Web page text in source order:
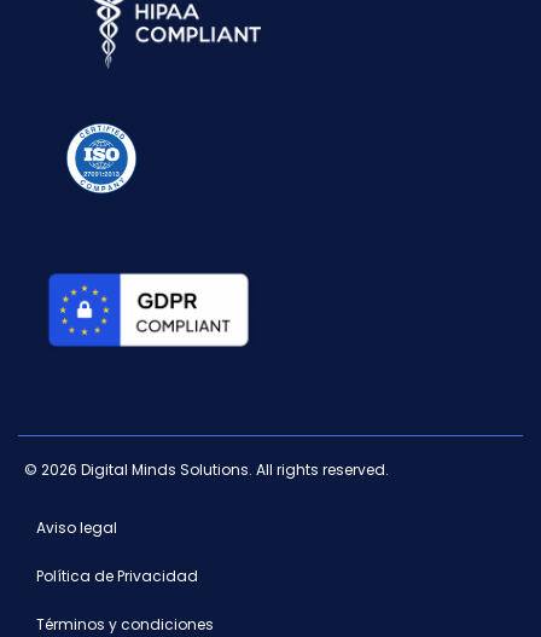
© 2026 Digital Minds Solutions. All rights reserved.
Aviso legal
Política de Privacidad
Términos y condiciones